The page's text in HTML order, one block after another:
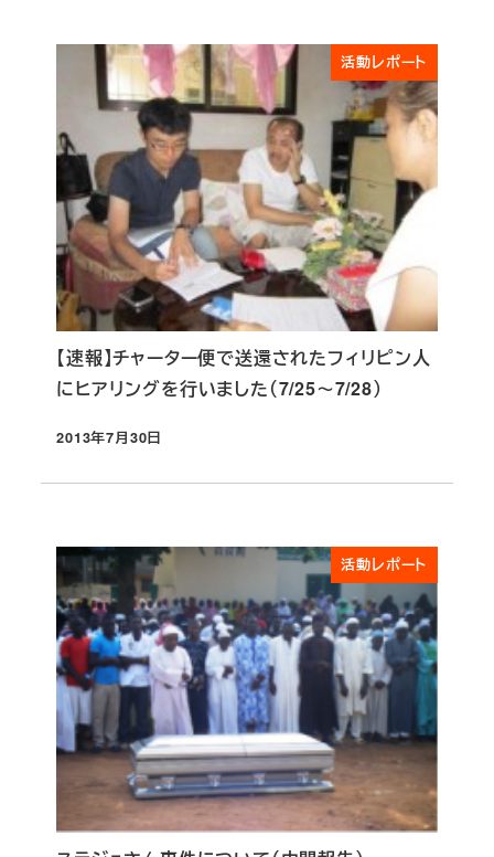
活動レポート
【速報】チャーター便で送還されたフィリピン人
にヒアリングを行いました（7/25～7/28）
投稿日
2013年7月30日
活動レポート